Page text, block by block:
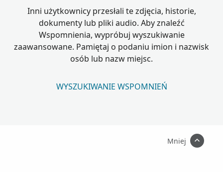
Inni użytkownicy przesłali te zdjęcia, historie,
dokumenty lub pliki audio. Aby znaleźć
Wspomnienia, wypróbuj wyszukiwanie
zaawansowane. Pamiętaj o podaniu imion i nazwisk
osób lub nazw miejsc.
WYSZUKIWANIE WSPOMNIEŃ
Mniej